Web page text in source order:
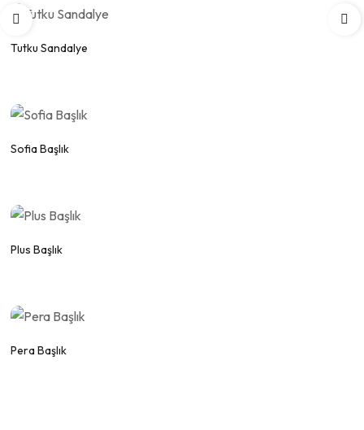
WhatsApp
Tutku Sandalye
WhatsApp
Sofia Başlık
WhatsApp
Plus Başlık
WhatsApp
Pera Başlık